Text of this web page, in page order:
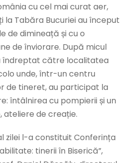
cu cel mai curat aer,
la Tabăra Bucuriei au început
de dimineață și cu o
de înviorare. După micul
îndreptat către localitatea
unde, într-un centru
de tineret, au participat la
întâlnirea cu pompierii și un
ateliere de creație.
zilei l-a constituit Conferința
tinerii în Biserică”,